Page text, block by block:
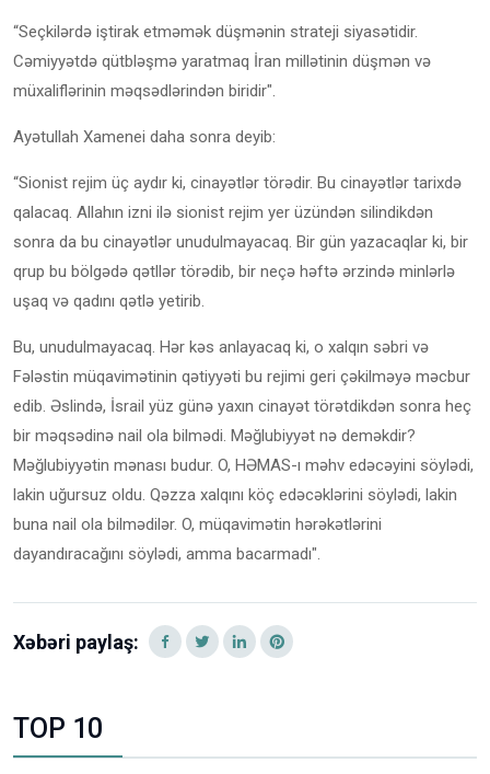
“Seçkilərdə iştirak etməmək düşmənin strateji siyasətidir.
Cəmiyyətdə qütbləşmə yaratmaq İran millətinin düşmən və
müxaliflərinin məqsədlərindən biridir".
Ayətullah Xamenei daha sonra deyib:
“Sionist rejim üç aydır ki, cinayətlər törədir. Bu cinayətlər tarixdə
qalacaq. Allahın izni ilə sionist rejim yer üzündən silindikdən
sonra da bu cinayətlər unudulmayacaq. Bir gün yazacaqlar ki, bir
qrup bu bölgədə qətllər törədib, bir neçə həftə ərzində minlərlə
uşaq və qadını qətlə yetirib.
Bu, unudulmayacaq. Hər kəs anlayacaq ki, o xalqın səbri və
Fələstin müqavimətinin qətiyyəti bu rejimi geri çəkilməyə məcbur
edib. Əslində, İsrail yüz günə yaxın cinayət törətdikdən sonra heç
bir məqsədinə nail ola bilmədi. Məğlubiyyət nə deməkdir?
Məğlubiyyətin mənası budur. O, HƏMAS-ı məhv edəcəyini söylədi,
lakin uğursuz oldu. Qəzza xalqını köç edəcəklərini söylədi, lakin
buna nail ola bilmədilər. O, müqavimətin hərəkətlərini
dayandıracağını söylədi, amma bacarmadı".
Xəbəri paylaş:
TOP 10